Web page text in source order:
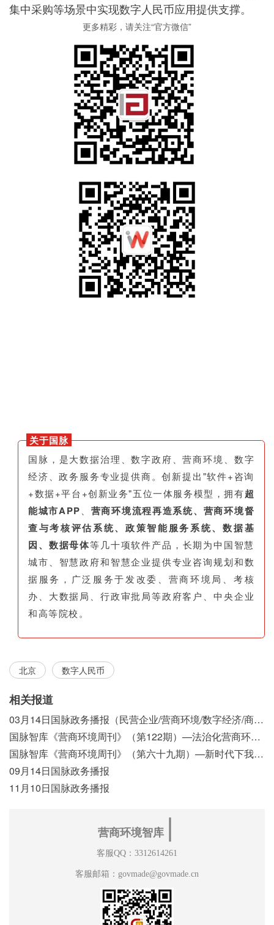
集中采购等场景中实现数字人民币应用提供支撑。
更多精彩，请关注“官方微信”
关于国脉
国脉，是大数据治理、数字政府、营商环境、数字
经济、政务服务专业提供商。创新提出"软件+咨询
+数据+平台+创新业务"五位一体服务模型，拥有超
能城市APP、 营商环境流程再造系统、营商环境督
查与考核评估系统、政策智能服务系统、数据基
因、数据母体等几十项软件产品，长期为中国智慧
城市、智慧政府和智慧企业提供专业咨询规划和数
据服务，广泛服务于发改委、营商环境局、考核
办、大数据局、行政审批局等政府客户、中央企业
和高等院校。
北京 数字人民币
相关报道
03月14日国脉政务播报（民营企业/营商环境/数字经济/商事制度改革）
国脉智库《营商环境周刊》（第122期）—法治化营商环境视域下我国行政执法公示制度浅析
国脉智库《营商环境周刊》（第六十九期）—新时代下我国营商环境标准体系构建初探
09月14日国脉政务播报
11月10日国脉政务播报
营商环境智库
客服QQ：3312614261
客服邮箱：govmade@govmade.cn